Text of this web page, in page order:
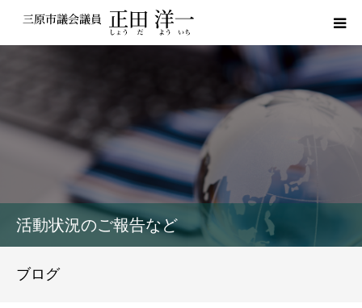
活動状況のご報告など
ブログ
議員レポート